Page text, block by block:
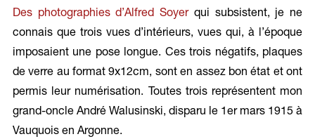
Des photographies d’Alfred Soyerqui subsistent, je ne
connais que trois vues d’intérieurs, vues qui, à l’époque
imposaient une pose longue. Ces trois négatifs, plaques
de verre au format 9x12cm, sont en assez bon état et ont
permis leur numérisation. Toutes trois représentent mon
grand-oncle André Walusinski, disparu le 1er mars 1915 à
Vauquois en Argonne.